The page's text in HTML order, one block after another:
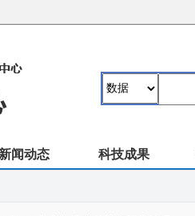
新闻动态 科技成果